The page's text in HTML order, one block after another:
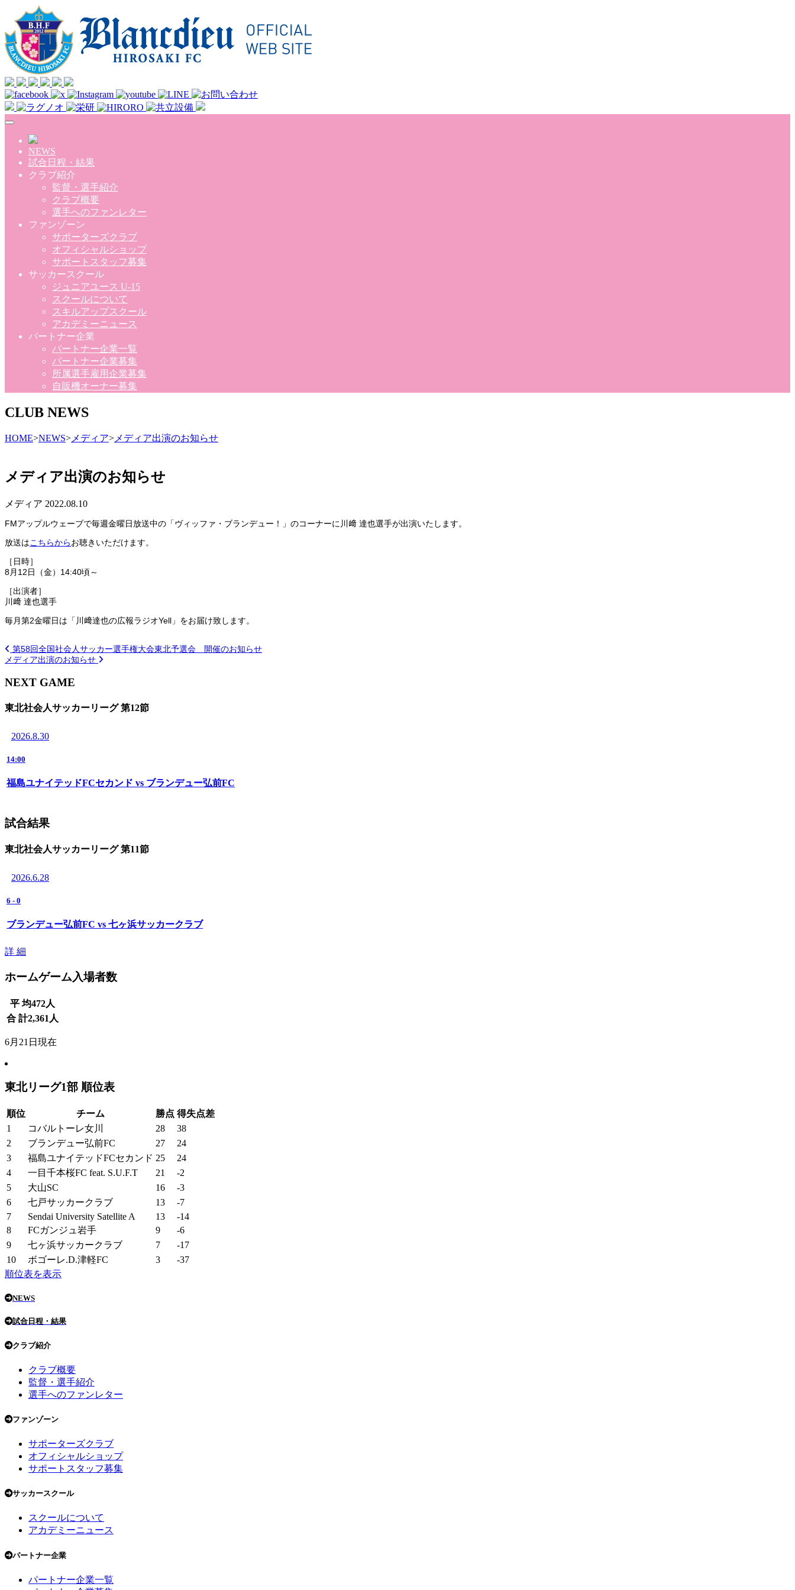
Skip to main content
NEWS
試合日程・結果
クラブ紹介
監督・選手紹介
クラブ概要
選手へのファンレター
ファンゾーン
サポーターズクラブ
オフィシャルショップ
サポートスタッフ募集
サッカースクール
ジュニアユース U-15
スクールについて
スキルアップスクール
アカデミーニュース
パートナー企業
パートナー企業一覧
パートナー企業募集
所属選手雇用企業募集
自販機オーナー募集
CLUB NEWS
HOME>NEWS> メディア> メディア出演のお知らせ
メディア出演のお知らせ
メディア 2022.08.10
FMアップルウェーブで毎週金曜日放送中の「ヴィッファ・ブランデュー！」のコーナーに川﨑 達也選手が出演いたします。
放送はこちらからお聴きいただけます。
［日時］
8月12日（金） 14:40頃～
［出演者］
川﨑 達也選手
毎月第2金曜日は「川﨑達也の広報ラジオYell」をお届け致します。
第58回全国社会人サッカー選手権大会東北予選会 開催のお知らせ
メディア出演のお知らせ
NEXT GAME
東北社会人サッカーリーグ 第12節
2026.8.30
14:00
福島ユナイテッドFCセカンド vs ブランデュー弘前FC
試合結果
東北社会人サッカーリーグ 第11節
2026.6.28
6 - 0
ブランデュー弘前FC vs 七ヶ浜サッカークラブ
詳 細
ホームゲーム入場者数
平 均472人
合 計2,361 人
6月21日現在
東北リーグ1部 順位表
順位 チーム 勝点 得失点差
1
コバルトーレ女川 28
38
2
ブランデュー弘前FC 27
24
3
福島ユナイテッドFCセカンド 25
24
4
一目千本桜FC feat. S.U.F.T 21
-2
5
大山SC 16
-3
6
七戸サッカークラブ 13
-7
7
Sendai University Satellite A 13
-14
8
FCガンジュ岩手 9
-6
9
七ヶ浜サッカークラブ 7
-17
10
ボゴーレ.D.津軽FC 3
-37
順位表を表示
NEWS
試合日程・結果
クラブ紹介
クラブ概要
監督・選手紹介
選手へのファンレター
ファンゾーン
サポーターズクラブ
オフィシャルショップ
サポートスタッフ募集
サッカースクール
スクールについて
アカデミーニュース
パートナー企業
パートナー企業一覧